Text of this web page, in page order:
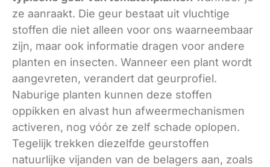
ze aanraakt. Die geur bestaat uit vluchtige
stoffen die niet alleen voor ons waarneembaar
zijn, maar ook informatie dragen voor andere
planten en insecten. Wanneer een plant wordt
aangevreten, verandert dat geurprofiel.
Naburige planten kunnen deze stoffen
oppikken en alvast hun afweermechanismen
activeren, nog vóór ze zelf schade oplopen.
Tegelijk trekken diezelfde geurstoffen
natuurlijke vijanden van de belagers aan, zoals